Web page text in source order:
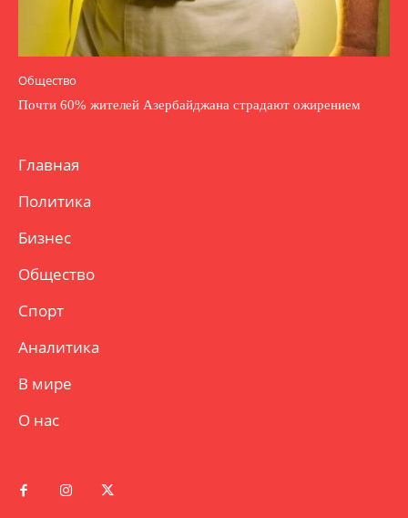
Общество
Почти 60% жителей Азербайджана страдают ожирением
Главная
Политика
Бизнес
Общество
Спорт
Аналитика
В мире
О нас